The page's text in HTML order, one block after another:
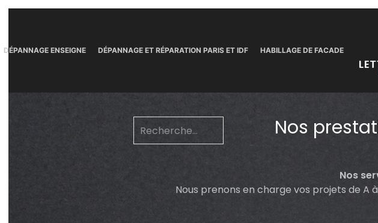
DÉPANNAGE ENSEIGNE DÉPANNAGE ET RÉPARATION PARIS ET IDF HABILLAGE DE FACADE
Nos
Nos
Nous prenons en charge vos projets de A